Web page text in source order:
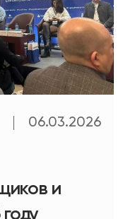
06.03.2026
и